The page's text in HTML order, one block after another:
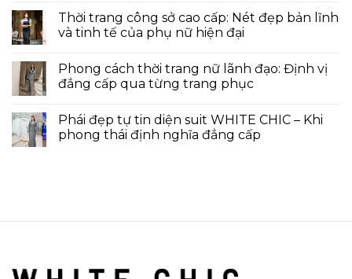
Thời trang công sở cao cấp: Nét đẹp bản lĩnh
và tinh tế của phụ nữ hiện đại
Phong cách thời trang nữ lãnh đạo: Định vị
đẳng cấp qua từng trang phục
Phái đẹp tự tin diện suit WHITE CHIC – Khi
phong thái định nghĩa đẳng cấp